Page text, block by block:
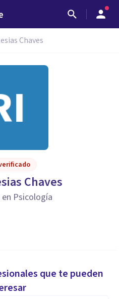
Chaves
Chaves
Psicología
que te pueden